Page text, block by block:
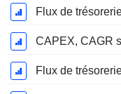
CAPEX, CAGR